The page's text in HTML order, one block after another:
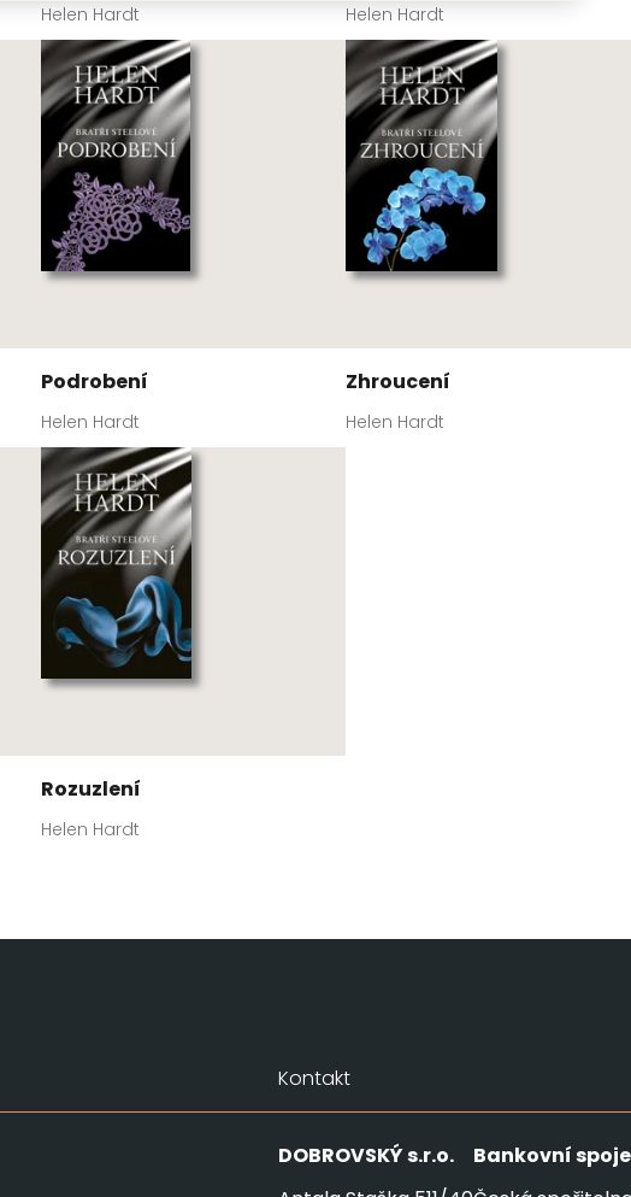
Helen Hardt Helen Hardt
Podrobení
Helen Hardt
Zhroucení
Helen Hardt
Rozuzlení
Helen Hardt
Kontakt
DOBROVSKÝs.r.o.
Bankovní